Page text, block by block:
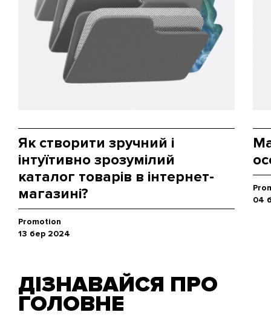
Як створити зручний і
інтуїтивно зрозумілий
каталог товарів в інтернет-
магазині?
Promotion
13 бер 2024
04
ДІЗНАВАЙСЯ ПРО
ГОЛОВНЕ